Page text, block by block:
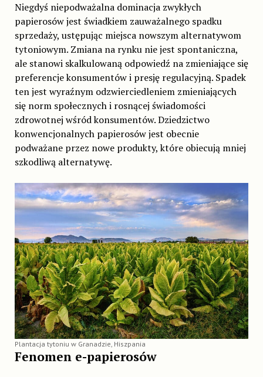
Niegdyś niepodważalna dominacja zwykłych
papierosów jest świadkiem zauważalnego spadku
sprzedaży, ustępując miejsca nowszym alternatywom
tytoniowym. Zmiana na rynku nie jest spontaniczna,
ale stanowi skalkulowaną odpowiedź na zmieniające się
preferencje konsumentów i presję regulacyjną. Spadek
ten jest wyraźnym odzwierciedleniem zmieniających
się norm społecznych i rosnącej świadomości
zdrowotnej wśród konsumentów. Dziedzictwo
konwencjonalnych papierosów jest obecnie
podważane przez nowe produkty, które obiecują mniej
szkodliwą alternatywę.
Plantacja tytoniu w Granadzie, Hiszpania
Fenomen e-papierosów